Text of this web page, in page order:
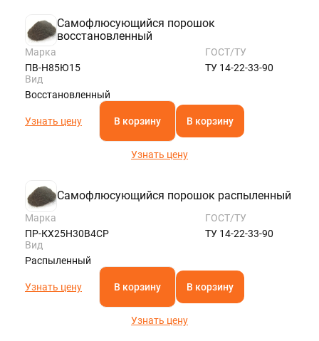
Самофлюсующийся порошок
восстановленный
Марка
ПВ-Н85Ю15
ГОСТ/ТУ
ТУ 14-22-33-90
Вид
Восстановленный
Узнать цену В корзину В корзину
Узнать цену
Самофлюсующийся порошок распыленный
Марка
ПР-КХ25Н30В4СР
ГОСТ/ТУ
ТУ 14-22-33-90
Вид
Распыленный
Узнать цену В корзину В корзину
Узнать цену